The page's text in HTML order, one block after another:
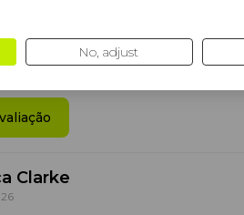
com um pano macio e
térmica — ela protege contra
da raquete após o jogo.
este modelo?
Proporciona a
Clarke
No, adjust